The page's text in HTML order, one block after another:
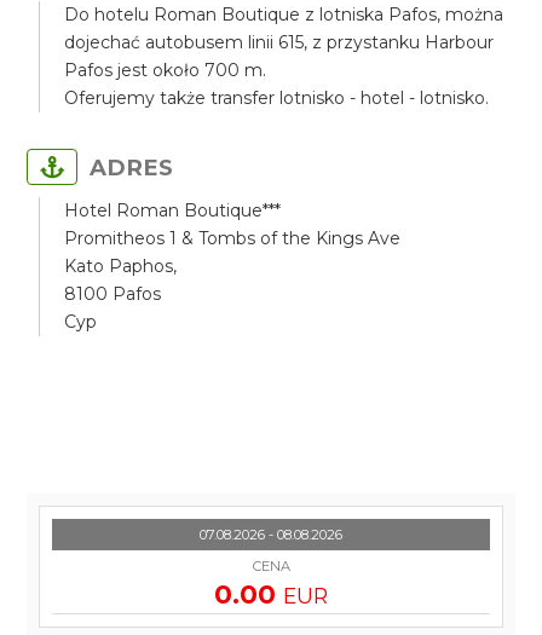
Do hotelu Roman Boutique z lotniska Pafos, można
dojechać autobusem linii 615, z przystanku Harbour
Pafos jest około 700 m.
Oferujemy także transfer lotnisko - hotel - lotnisko.
ADRES
Hotel Roman Boutique***
Promitheos 1 & Tombs of the Kings Ave
Kato Paphos,
8100 Pafos
Cyp
07.08.2026 - 08.08.2026
CENA
0.00 EUR